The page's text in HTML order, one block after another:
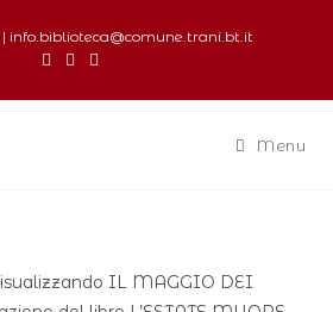
| info.biblioteca@comune.trani.bt.it
Menu